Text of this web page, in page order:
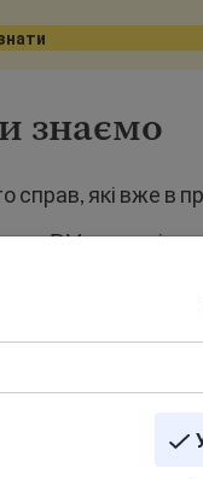
знаємо
справ, які вже в
DV все ще
надходить від
поки